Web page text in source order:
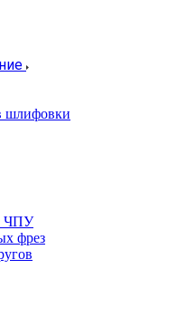
шлифовки
ЧПУ
фрез